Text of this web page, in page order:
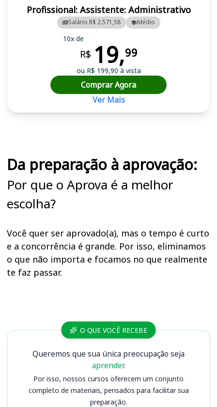
Profissional: Assistente: Administrativo
Salário R$ 2.571,58 Médio
10x de
R$ 19,99
ou R$ 199,90 à vista
Comprar Agora
Ver Mais
Da preparação à aprovação:
Por que o Aprova é a melhor
escolha?
Você quer ser aprovado(a), mas o tempo é curto
e a concorrência é grande. Por isso, eliminamos
o que não importa e focamos no que realmente
te faz passar.
Cursos UENFO QUE VOCÊ RECEBE
Queremos que sua única preocupação seja
aprender.
Por isso, nossos cursos oferecem um conjunto
completo de materiais, pensados para facilitar sua
preparação.